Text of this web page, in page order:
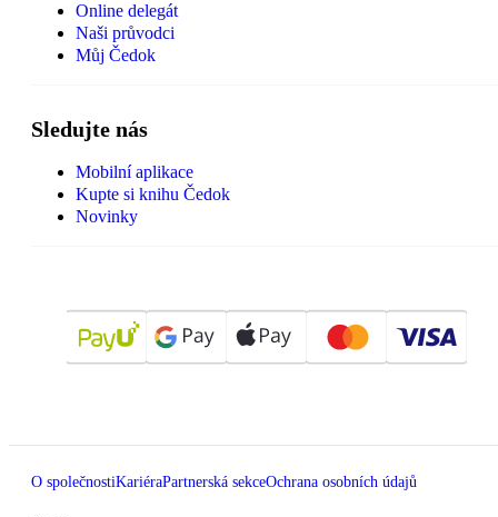
Online delegát
Naši průvodci
Můj Čedok
Sledujte nás
Mobilní aplikace
Kupte si knihu Čedok
Novinky
O společnostiKariéraPartnerská sekceOchrana osobních údajů